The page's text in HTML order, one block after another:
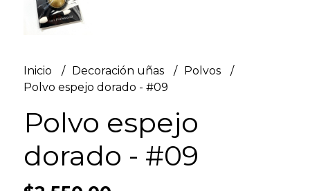
Inicio Decoración uñas
Polvos
Polvo espejo dorado - #09
Polvo espejo
dorado - #09